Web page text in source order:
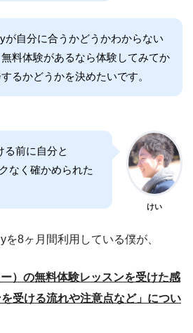
が自分に合うかどうかわからない
料体験があるなら体験してみてか
るかどうかを決めたいです。
る前に自分と
なく確かめられた
けい
8ヶ月間利用している僕が、
）の無料体験レッスンを受けた感
受ける流れや注意点など」につい